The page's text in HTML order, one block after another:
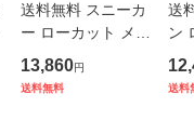
送料無料 スニーカ
ー ローカット メン
ズ FW 秋冬 新作
秋新作 冬新作 人気
13,860円
送料無料
送
ン
ズ
秋
送料